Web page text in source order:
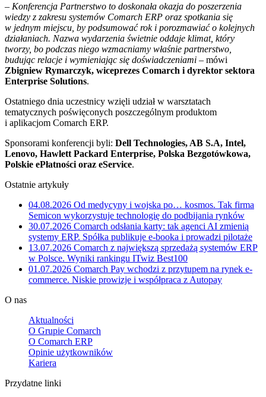
– Konferencja Partnerstwo to doskonała okazja do poszerzenia
wiedzy z zakresu systemów Comarch ERP oraz spotkania się
w jednym miejscu, by podsumować rok i porozmawiać o kolejnych
działaniach. Nazwa wydarzenia świetnie oddaje klimat, który
tworzy, bo podczas niego wzmacniamy właśnie partnerstwo,
budując relacje i wymieniając się doświadczeniami – mówi
Zbigniew Rymarczyk, wiceprezes Comarch i dyrektor sektora
Enterprise Solutions.
Ostatniego dnia uczestnicy wzięli udział w warsztatach
tematycznych poświęconych poszczególnym produktom
i aplikacjom Comarch ERP.
Sponsorami konferencji byli: Dell Technologies, AB S.A, Intel,
Lenovo, Hawlett Packard Enterprise, Polska Bezgotówkowa,
Polskie ePłatności oraz eService.
Ostatnie artykuły
04.08.2026 Od medycyny i wojska po… kosmos. Tak firma
Semicon wykorzystuje technologię do podbijania rynków
30.07.2026 Comarch odsłania karty: tak agenci AI zmienią
systemy ERP. Spółka publikuje e-booka i prowadzi pilotaże
13.07.2026 Comarch z największą sprzedażą systemów ERP
w Polsce. Wyniki rankingu ITwiz Best100
01.07.2026 Comarch Pay wchodzi z przytupem na rynek e-
commerce. Niskie prowizje i współpraca z Autopay
O nas
Aktualności
O Grupie Comarch
O Comarch ERP
Opinie użytkowników
Kariera
Przydatne linki